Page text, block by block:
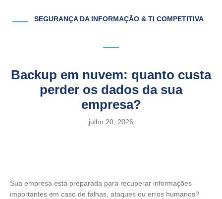
SEGURANÇA DA INFORMAÇÃO & TI COMPETITIVA
Backup em nuvem: quanto custa
perder os dados da sua
empresa?
julho 20, 2026
Sua empresa está preparada para recuperar informações
importantes em caso de falhas, ataques ou erros humanos?